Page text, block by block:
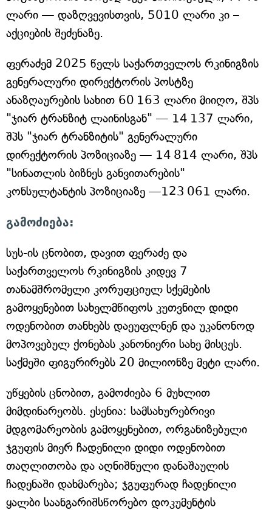
ლარი — დაზღვევისთვის, 5010 ლარი კი –
აქციების შეძენაზე.
ფერაძემ 2025 წელს საქართველოს რკინიგზის
გენერალური დირექტორის პოსტზე
ანაზღაურების სახით 60 163 ლარი მიიღო, შპს
"ჯიარ ტრანზიტ ლაინისგან" — 14 137 ლარი,
შპს "ჯიარ ტრანზიტის" გენერალური
დირექტორის პოზიციაზე — 14 814 ლარი, შპს
"სინათლის ბიზნეს განვითარების"
კონსულტანტის პოზიციაზე —123 061 ლარი.
გამოძიება:
სუს-ის ცნობით, დავით ფერაძე და
საქართველოს რკინიგზის კიდევ 7
თანამშრომელი კორუფციულ სქემების
გამოყენებით სახელმწიფოს კუთვნილ დიდი
ოდენობით თანხებს დაეუფლნენ და უკანონოდ
მოპოვებულ ქონებას კანონიერი სახე მისცეს.
საქმეში ფიგურირებს 20 მილიონზე მეტი ლარი.
უწყების ცნობით, გამოძიება 6 მუხლით
მიმდინარეობს. ესენია: სამსახურებრივი
მდგომარეობის გამოყენებით, ორგანიზებული
ჯგუფის მიერ ჩადენილი დიდი ოდენობით
თაღლითობა და აღნიშნული დანაშაულის
ჩადენაში დახმარება; ჯგუფურად ჩადენილი
ყალბი საანგარიშსწორებო დოკუმენტის